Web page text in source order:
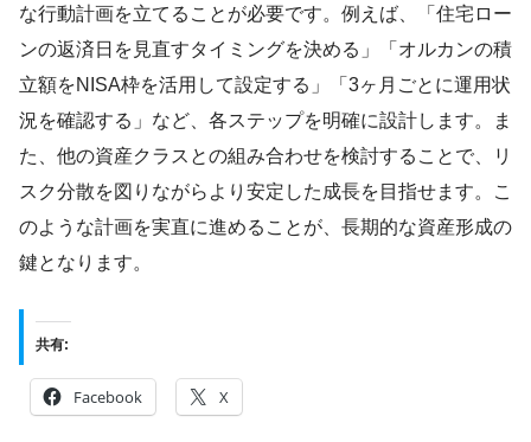
な行動計画を立てることが必要です。例えば、「住宅ロー
ンの返済日を見直すタイミングを決める」「オルカンの積
立額をNISA枠を活用して設定する」「3ヶ月ごとに運用状
況を確認する」など、各ステップを明確に設計します。ま
た、他の資産クラスとの組み合わせを検討することで、リ
スク分散を図りながらより安定した成長を目指せます。こ
のような計画を実直に進めることが、長期的な資産形成の
鍵となります。
共有:
Facebook X